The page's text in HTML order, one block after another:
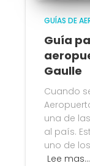
GUÍAS DE
Guía
Gaulle
Cuando
una de
al país.
uno de
Lee mas…